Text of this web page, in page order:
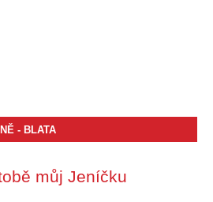
- BLATA
můj Jeníčku